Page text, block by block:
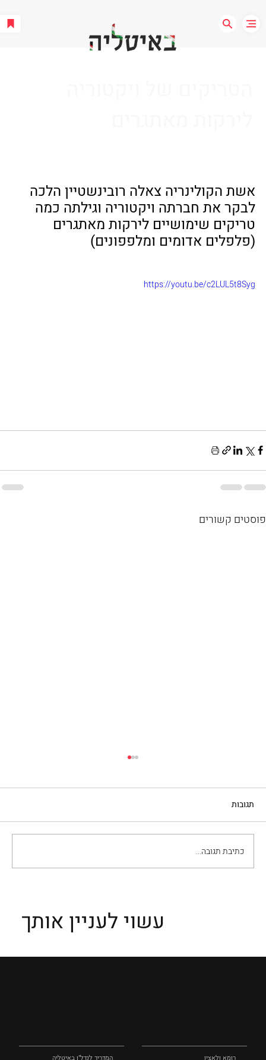
אשת הקולינריה צאלה רובינשטיין הלכה
לבקר את חברתה ויקטוריה וגילתה כמה
טריקים שימושיים לירקות מאתגרים
(פלפלים אדומים ומלפפונים)
https://youtu.be/c2LUL5t8Syg
פוסטים קשורים
ביקור אצל השף פרדיני
תגובות
כתיבת תגובה...
עשוי לעניין אותך
רומא ולאציו
המדריך לנדל"ן באיטליה